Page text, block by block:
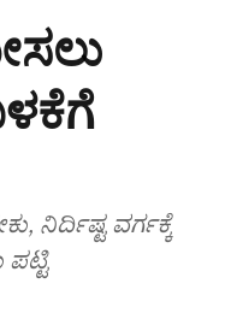
ನಿರ್ದಿಷ್ಟ ವರ್ಗಕ್ಕೆ
ಪಟ್ಟಿ